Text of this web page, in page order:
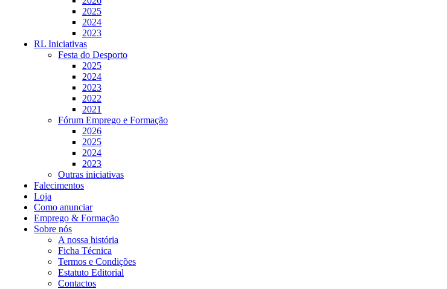
2025
2024
2023
RL Iniciativas
Festa do Desporto
2025
2024
2023
2022
2021
Fórum Emprego e Formação
2026
2025
2024
2023
Outras iniciativas
Falecimentos
Loja
Como anunciar
Emprego & Formação
Sobre nós
A nossa história
Ficha Técnica
Termos e Condições
Estatuto Editorial
Contactos